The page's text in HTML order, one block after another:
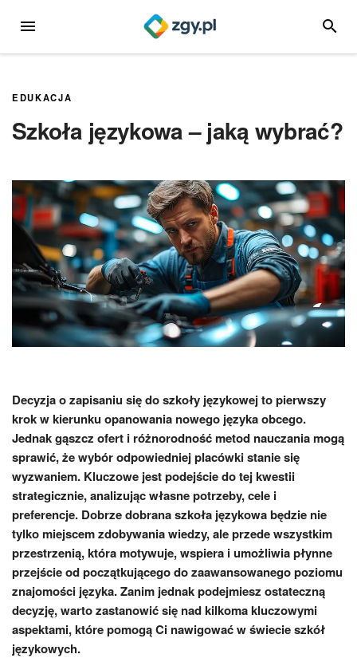
MENU
EDUKACJA
Szkoła językowa – jaką wybrać?
Decyzja o zapisaniu się do szkoły językowej to pierwszy
krok w kierunku opanowania nowego języka obcego.
Jednak gąszcz ofert i różnorodność metod nauczania mogą
sprawić, że wybór odpowiedniej placówki stanie się
wyzwaniem. Kluczowe jest podejście do tej kwestii
strategicznie, analizując własne potrzeby, cele i
preferencje. Dobrze dobrana szkoła językowa będzie nie
tylko miejscem zdobywania wiedzy, ale przede wszystkim
przestrzenią, która motywuje, wspiera i umożliwia płynne
przejście od początkującego do zaawansowanego poziomu
znajomości języka. Zanim jednak podejmiesz ostateczną
decyzję, warto zastanowić się nad kilkoma kluczowymi
aspektami, które pomogą Ci nawigować w świecie szkół
językowych.